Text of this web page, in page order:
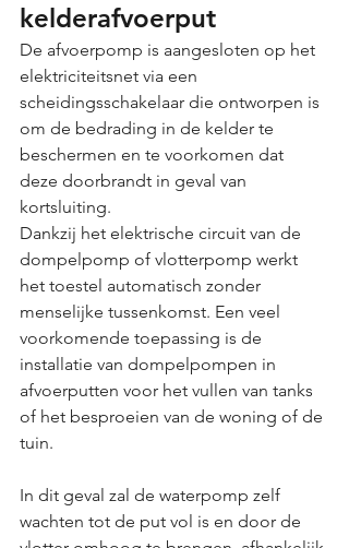
kelderafvoerput
De afvoerpomp is aangesloten op het
elektriciteitsnet via een
scheidingsschakelaar die ontworpen is
om de bedrading in de kelder te
beschermen en te voorkomen dat
deze doorbrandt in geval van
kortsluiting.
Dankzij het elektrische circuit van de
dompelpomp of vlotterpomp werkt
het toestel automatisch zonder
menselijke tussenkomst. Een veel
voorkomende toepassing is de
installatie van dompelpompen in
afvoerputten voor het vullen van tanks
of het besproeien van de woning of de
tuin.
In dit geval zal de waterpomp zelf
wachten tot de put vol is en door de